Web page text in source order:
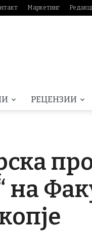
Маркетинг
РЕЦЕНЗИИ